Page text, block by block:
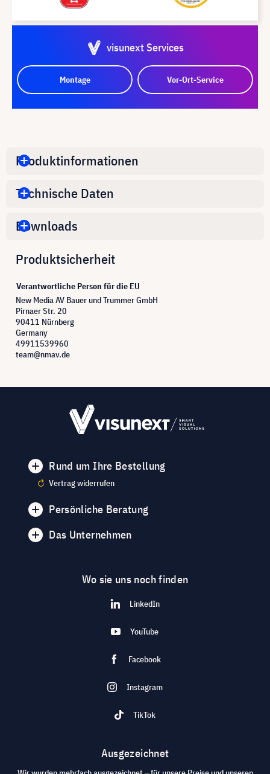
visunext Services
Montage Vor-Ort-Service
Produktinformationen
Technische Daten
Downloads
Produktsicherheit
Verantwortliche Person für die EU
New Media AV Bauer und Trummer GmbH
Pirnaer Str. 20
90411 Nürnberg
Germany
49911539960
team@nmav.de
Rund um Ihre Bestellung
Vertrag widerrufen
Persönliche Beratung
Das Unternehmen
Wo sie uns noch finden
LinkedIn
YouTube
Facebook
Instagram
TikTok
Ausgezeichnet